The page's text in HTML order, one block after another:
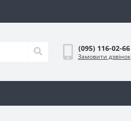
(095) 116-02-66
Замовити дзвінок